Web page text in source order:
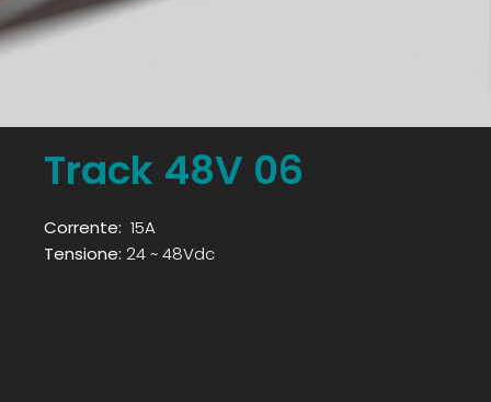
Track 48V 06
Corrente: 15A
Tensione: 24 ~ 48Vdc